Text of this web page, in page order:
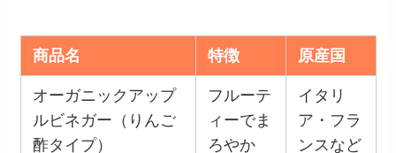
商品名 特徴 原産国
オーガニックアップ
ルビネガー（りんご
酢タイプ）
フルーテ
ィーでま
ろやか
イタリ
ア・フラ
ンスなど